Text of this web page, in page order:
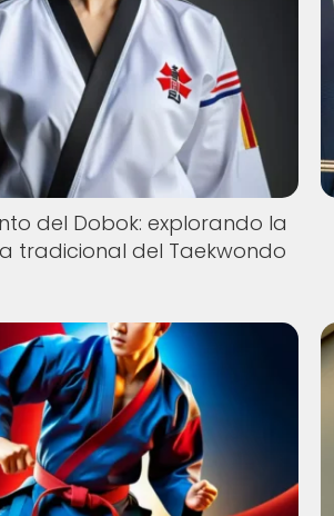
del Dobok: explorando la
tradicional del Taekwondo